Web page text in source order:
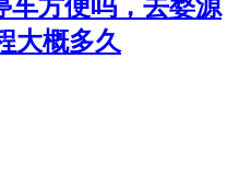
车方便吗，去婺源
大概多久